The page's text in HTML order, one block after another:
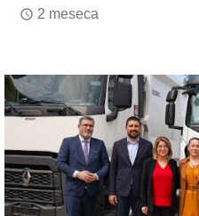
access_time 2 meseca